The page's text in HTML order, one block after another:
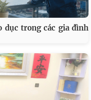
dục trong các gia đình